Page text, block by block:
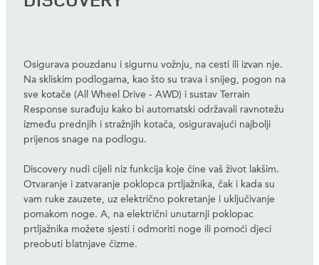
Osigurava pouzdanu i sigurnu vožnju, na cesti ili izvan nje.
Na skliskim podlogama, kao što su trava i snijeg, pogon na
sve kotače (All Wheel Drive - AWD) i sustav Terrain
Response surađuju kako bi automatski održavali ravnotežu
između prednjih i stražnjih kotača, osiguravajući najbolji
prijenos snage na podlogu.
Discovery nudi cijeli niz funkcija koje čine vaš život lakšim.
Otvaranje i zatvaranje poklopca prtljažnika, čak i kada su
vam ruke zauzete, uz električno pokretanje i uključivanje
pomakom noge. A, na električni unutarnji poklopac
prtljažnika možete sjesti i odmoriti noge ili pomoći djeci
preobuti blatnjave čizme.